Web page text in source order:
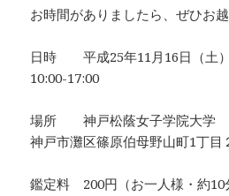
お時間がありましたら、ぜひお越
日時 平成25年11月16日（土）
10:00-17:00
場所 神戸松蔭女子学院大学
神戸市灘区篠原伯母野山町1丁目
鑑定料 200円（お一人様・約10